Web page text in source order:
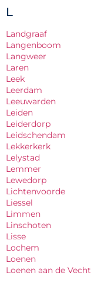
L
Landgraaf
Langenboom
Langweer
Laren
Leek
Leerdam
Leeuwarden
Leiden
Leiderdorp
Leidschendam
Lekkerkerk
Lelystad
Lemmer
Lewedorp
Lichtenvoorde
Liessel
Limmen
Linschoten
Lisse
Lochem
Loenen
Loenen aan de Vecht